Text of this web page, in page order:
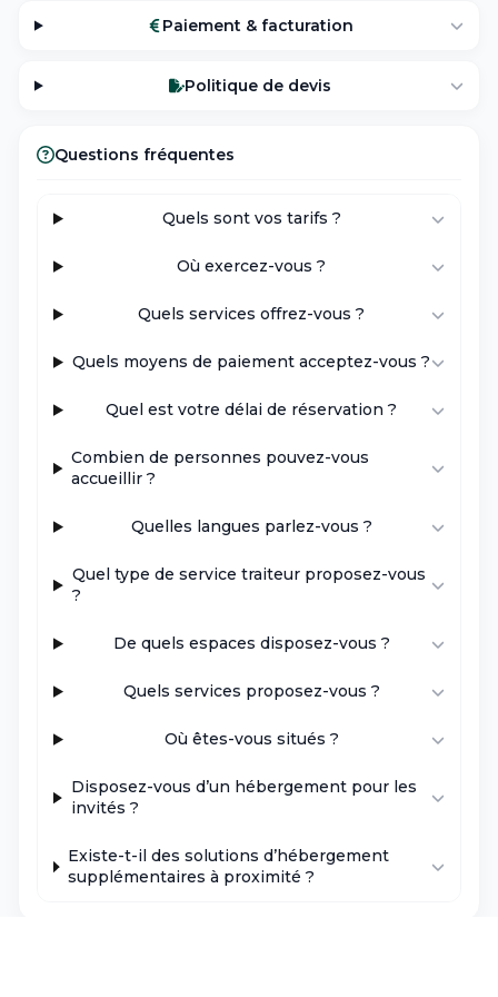
Paiement & facturation
Politique de devis
Questions fréquentes
Quels sont vos tarifs ?
Où exercez-vous ?
Quels services offrez-vous ?
Quels moyens de paiement acceptez-vous ?
Quel est votre délai de réservation ?
Combien de personnes pouvez-vous
accueillir ?
Quelles langues parlez-vous ?
Quel type de service traiteur proposez-vous
?
De quels espaces disposez-vous ?
Quels services proposez-vous ?
Où êtes-vous situés ?
Disposez-vous d’un hébergement pour les
invités ?
Existe-t-il des solutions d’hébergement
supplémentaires à proximité ?